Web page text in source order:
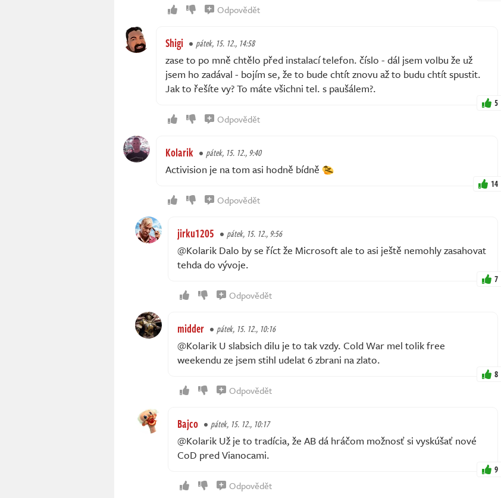
Odpovědět
Shigi pátek, 15. 12., 14:58
zase to po mně chtělo před instalací telefon. číslo - dál jsem volbu že už
jsem ho zadával - bojím se, že to bude chtít znovu až to budu chtít spustit.
Jak to řešíte vy? To máte všichni tel. s paušálem?.
5
Odpovědět
Kolarik pátek, 15. 12., 9:40
Activision je na tom asi hodně bídně
14
Odpovědět
jirku1205 pátek, 15. 12., 9:56
@Kolarik Dalo by se říct že Microsoft ale to asi ještě nemohly zasahovat
tehda do vývoje.
7
Odpovědět
midder pátek, 15. 12., 10:16
@Kolarik U slabsich dilu je to tak vzdy. Cold War mel tolik free
weekendu ze jsem stihl udelat 6 zbrani na zlato.
8
Odpovědět
Bajco pátek, 15. 12., 10:17
@Kolarik Už je to tradícia, že AB dá hráčom možnosť si vyskúšať nové
CoD pred Vianocami.
9
Odpovědět